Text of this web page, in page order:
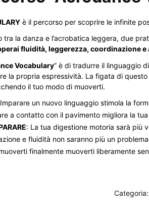
è il percorso per scoprire le infinite
tra la danza e l’acrobatica leggera, due
fluidità, leggerezza, coordinazione e
Vocabulary” è di tradurre il linguaggio
la propria espressività. La figata di
il tuo modo di muoverti.
Imparare un nuovo linguaggio stimola la
a contatto con il pavimento migliora la
: La tua digestione motoria sarà più
e fluidità non saranno più un
finalmente muoverti liberamente
Categoria: